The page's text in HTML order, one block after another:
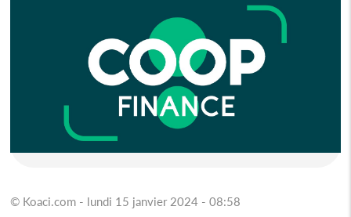
© Koaci.com - lundi 15 janvier 2024 - 08:58